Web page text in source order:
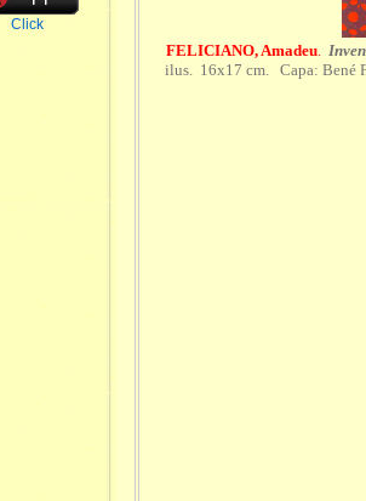
Click
FELICIANO, Amadeu
ilus. 16x17 cm. Capa: Bené